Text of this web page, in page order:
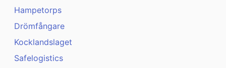
Hampetorps
Drömfångare
Kocklandslaget
Safelogistics